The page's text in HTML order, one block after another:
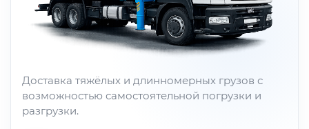
Доставка тяжёлых и длинномерных грузов с
возможностью самостоятельной погрузки и
разгрузки.